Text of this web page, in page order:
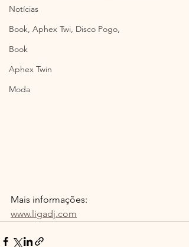
Notícias
Book, Aphex Twi, Disco Pogo,
Book
Aphex Twin
Moda
Mais informações:
www.ligadj.com